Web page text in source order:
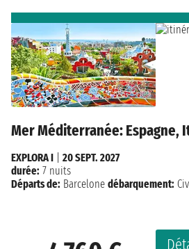
Mer Méditerranée: Espagne,
EXPLORA I
20 SEPT. 2027
durée: 7 nuits
Départs de: Barcelone débarquement: